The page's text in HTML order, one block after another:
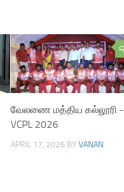
வேலணை மத்திய கல்லூரி -
VCPL 2026
APRIL 17, 2026 BY VANAN